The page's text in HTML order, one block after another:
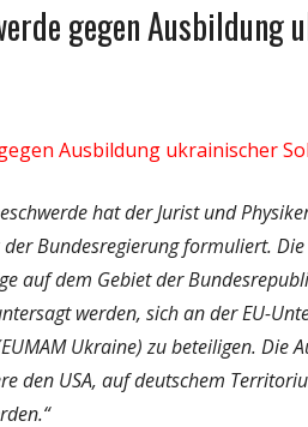
gegen Ausbildung
Ausbildung ukrainischer
hat der Jurist und
Bundesregierung formuliert.
auf dem Gebiet der
werden, sich an der EU-
Ukraine) zu beteiligen.
den USA, auf deutschem